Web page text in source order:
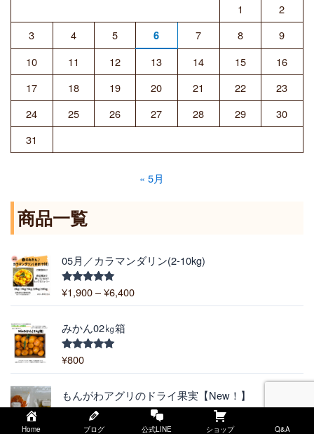
1
2
3
4 5 6 7 8
9
10
11 12 13 14 15
16
17
18 19 20 21 22
23
24
25 26 27 28 29
30
31
« 5月
商品一覧
05月／カラマンダリン(2-10kg)
5段階中
5.00
¥1,900 –¥6,400
格
:
0
–
みかん02㎏箱
5段階中
¥800
もんがわアグリのドライ果実【New！】
1,200–
格
Home ブログ 公式LINE ショップ Q&A